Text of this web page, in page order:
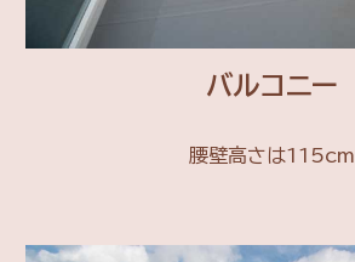
バルコニー
腰壁高さは115cm